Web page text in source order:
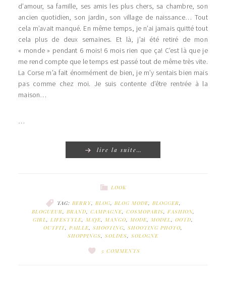
d’amour, sa famille, ses amis les plus chers, sa chambre, son
ancien quotidien, son jardin, son village de naissance… Tout
cela m’avait manqué. En même temps, je n’ai jamais quitté tout
cela plus de deux semaines. Et là, j’ai été retiré de mon
« monde » pendant 6 mois! 6 mois rien que ça! C’est là que je
me rend compte que le temps est passé tout de même très vite.
La Corse m’a fait énormément de bien, je m’y sentais bien mais
pas comme chez moi. Je suis contente d’être rentrée à la
maison…
…
lire la suite…
LOOK
TAG: BERRY, BLOG, BLOG MODE, BLOGGER,
BLOGUEUR, BRAND, CAMPAGNE, COSMOPARIS, FASHION,
GIRL, LIFESTYLE, MAJE, MANGO, MODE, MODEL, OOTD,
OUTFIT, PAILLE, SHOOTING, SHOOTING PHOTO,
SHOPPINGS, SOLDES, SOLOGNE
5 COMMENTS